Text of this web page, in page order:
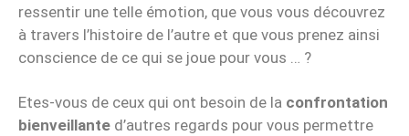
ressentir une telle émotion, que vous vous découvrez
à travers l’histoire de l’autre et que vous prenez ainsi
conscience de ce qui se joue pour vous … ?
Etes-vous de ceux qui ont besoin de la confrontation
bienveillante d’autres regards pour vous permettre